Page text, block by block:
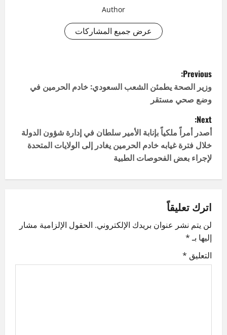
Author
عرض جميع المشاركات
P
o
s
t
n
a
v
i
g
a
Previous:
وزير الصحة يطمئن الشعب السعودي: خادم الحرمين في
وضع صحي مستقر
Next:
أصدر أمراً ملكياً بإنابة الأمير سلطان في إدارة شؤون الدولة
خلال فترة غيابه خادم الحرمين يغادر إلى الولايات المتحدة
لإجراء بعض الفحوصات الطبية
اترك تعليقاً
لن يتم نشر عنوان بريدك الإلكتروني. الحقول الإلزامية مشار
إليها بـ*
التعليق *